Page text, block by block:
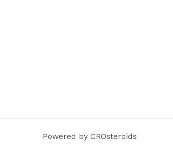
Powered by CROsteroids